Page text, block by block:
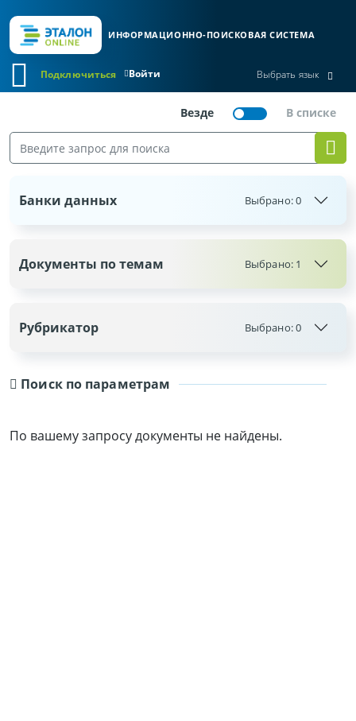
ИНФОРМАЦИОННО-ПОИСКОВАЯ СИСТЕМА
Войти
Подключиться Выбрать язык
Поиск по параметрам
По вашему запросу документы не найдены.
Банки данных Выбрано:0
Документы по темам Выбрано: 1
Рубрикатор Выбрано:0